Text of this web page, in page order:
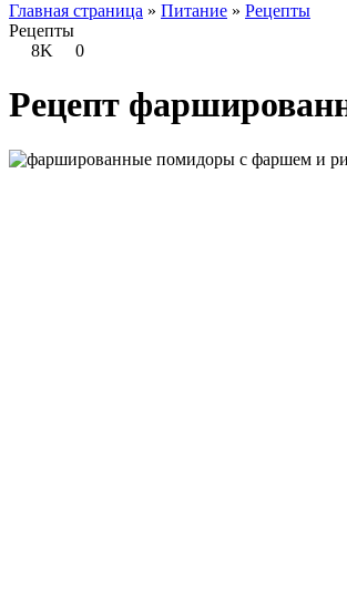
Главная страница » Питание » Рецепты
Рецепты
8K
0
Рецепт